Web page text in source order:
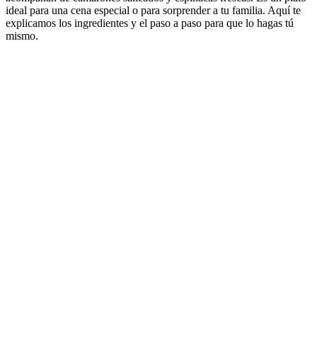
ideal para una cena especial o para sorprender a tu familia. Aquí te
explicamos los ingredientes y el paso a paso para que lo hagas tú
mismo.